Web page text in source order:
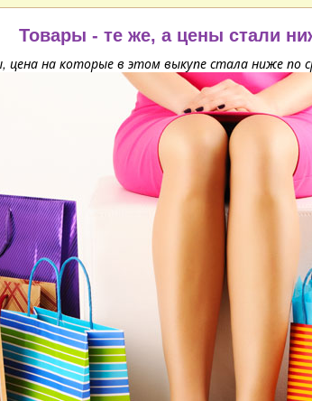
Товары - те же, а цены стали
на которые в этом выкупе стала ниже по